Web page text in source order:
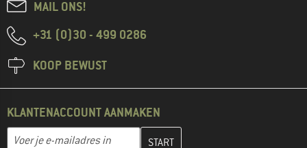
MAIL ONS!
+31 (0)30 - 499 0286
KOOP BEWUST
KLANTENACCOUNT AANMAKEN
E-mailadres
Vul je e-mailadres hier in en maak in de volgende stap je